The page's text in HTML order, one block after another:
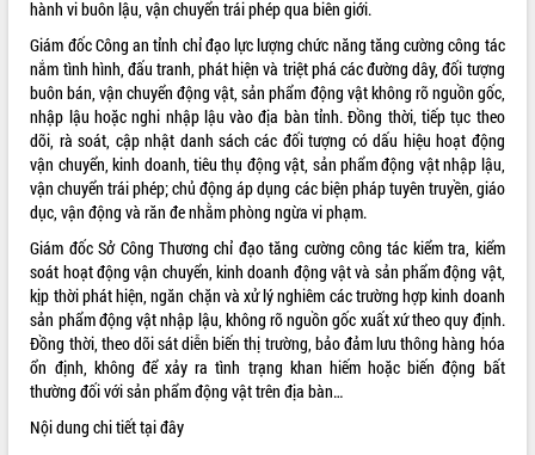
Bí thư Tỉnh ủy Lương Nguyễn Minh
Triết thăm, tặng quà người có công với
cách mạng
Rà soát, hoàn thiện hệ thống thiết chế
văn hóa, thể thao đáp ứng yêu cầu
phát triển mới
Thường trực HĐND tỉnh Đắk Lắk gặp
mặt Đoàn chuyên gia y tế TP. Hồ Chí
Lễ truy điệu và an táng hài cốt liệt sĩ
tại Nghĩa trang Liệt sĩ xã Sơn Hòa
Bàn giải pháp tháo gỡ khó khăn trong
xuất khẩu sầu riêng và triển khai quy
định EUDR
Thứ trưởng Bộ Nông nghiệp và Môi
trường Nguyễn Hoàng Hiệp khảo sát
vùng trồng và doanh nghiệp đóng gói
LIÊN KẾT WEB
THỐNG KÊ TRUY CẬP
Hôm nay: 8333
Tất cả:
66053656
hành vi buôn lậu, vận chuyển trái phép qua biên giới.
Giám đốc Công an tỉnh chỉ đạo lực lượng chức năng tăng cường công tác
nắm tình hình, đấu tranh, phát hiện và triệt phá các đường dây, đối tượng
buôn bán, vận chuyển động vật, sản phẩm động vật không rõ nguồn gốc,
nhập lậu hoặc nghi nhập lậu vào địa bàn tỉnh. Đồng thời, tiếp tục theo
dõi, rà soát, cập nhật danh sách các đối tượng có dấu hiệu hoạt động
vận chuyển, kinh doanh, tiêu thụ động vật, sản phẩm động vật nhập lậu,
vận chuyển trái phép; chủ động áp dụng các biện pháp tuyên truyền, giáo
dục, vận động và răn đe nhằm phòng ngừa vi phạm.
Giám đốc Sở Công Thương chỉ đạo tăng cường công tác kiểm tra, kiểm
soát hoạt động vận chuyển, kinh doanh động vật và sản phẩm động vật,
kịp thời phát hiện, ngăn chặn và xử lý nghiêm các trường hợp kinh doanh
sản phẩm động vật nhập lậu, không rõ nguồn gốc xuất xứ theo quy định.
Đồng thời, theo dõi sát diễn biến thị trường, bảo đảm lưu thông hàng hóa
ổn định, không để xảy ra tình trạng khan hiếm hoặc biến động bất
thường đối với sản phẩm động vật trên địa bàn…
Nội dung chi tiếttại đây